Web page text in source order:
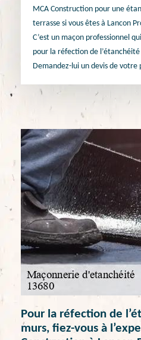
MCA Construction pour une
terrasse si vous êtes à Lancon
C’est un maçon professionnel
pour la réfection de
Demandez-lui un devis de votre
Pour la réfection de
murs, fiez-vous à